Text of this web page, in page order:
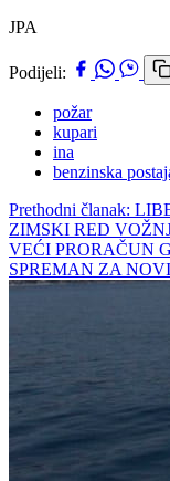
JPA
Podijeli:
požar
kupari
ina
benzinska
Prethodni članak:
ZIMSKI RED
VEĆI PRORAČUN
SPREMAN ZA